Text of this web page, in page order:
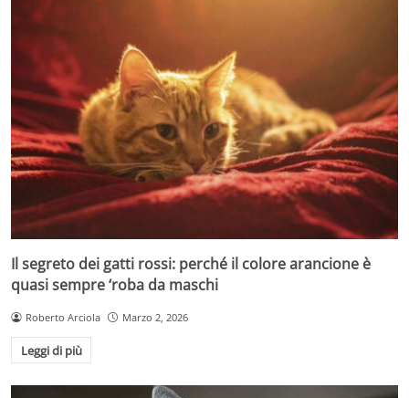
Il segreto dei gatti rossi: perché il colore arancione è
quasi sempre ‘roba da maschi
Roberto Arciola Marzo 2, 2026
Leggi di più